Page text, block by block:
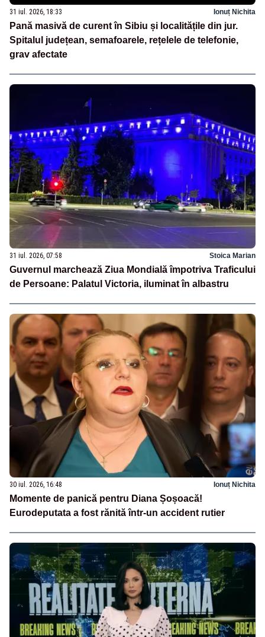
31 iul. 2026, 18:33 Ionuț Nichita
Pană masivă de curent în Sibiu și localitățile din jur.
Spitalul județean, semafoarele, rețelele de telefonie,
grav afectate
31 iul. 2026, 07:58 Stoica Marian
Guvernul marchează Ziua Mondială împotriva Traficului
de Persoane: Palatul Victoria, iluminat în albastru
30 iul. 2026, 16:48 Ionuț Nichita
Momente de panică pentru Diana Șoșoacă!
Eurodeputata a fost rănită într-un accident rutier